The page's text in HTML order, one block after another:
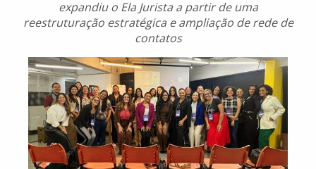
expandiu o Ela Jurista a partir de uma
reestruturação estratégica e ampliação de rede de
contatos